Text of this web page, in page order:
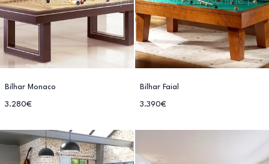
Bilhar Monaco
3.280€
Bilhar Faial
3.390€